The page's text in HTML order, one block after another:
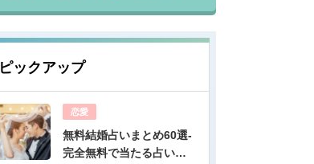
ピックアップ
恋愛
無料結婚占いまとめ60選-
完全無料で当たる占いだ